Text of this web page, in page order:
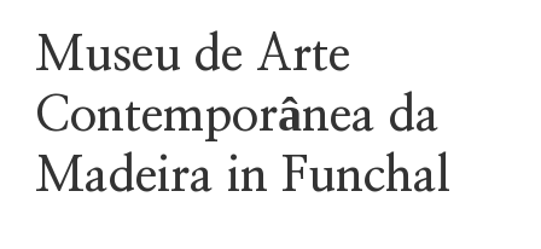
Museu de Arte
Contemporânea da
Madeira in Funchal